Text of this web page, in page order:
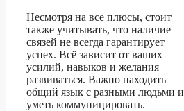
Несмотря на все плюсы, стоит
также учитывать, что наличие
связей не всегда гарантирует
успех. Всё зависит от ваших
усилий, навыков и желания
развиваться. Важно находить
общий язык с разными людьми и
уметь коммуницировать.